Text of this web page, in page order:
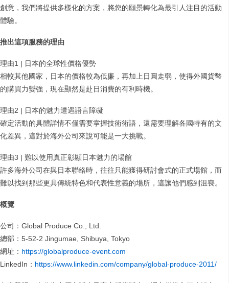
創意，我們將提供多樣化的方案，將您的願景轉化為最引人注目的活動
體驗。
推出這項服務的理由
理由1 | 日本的全球性價格優勢
相較其他國家，日本的價格較為低廉，再加上日圓走弱，使得外國貨幣
的購買力變強，現在顯然是赴日消費的有利時機。
理由2 | 日本的魅力遭遇語言障礙
確定活動的具體詳情不僅需要掌握技術術語，還需要理解各國特有的文
化差異，這對於海外公司來說可能是一大挑戰。
理由3 | 難以使用真正彰顯日本魅力的場館
許多海外公司在與日本聯絡時，往往只能獲得研討會式的正式場館，而
難以找到那些更具傳統特色和代表性意義的場所，這讓他們感到沮喪。
概覽
公司：Global Produce Co., Ltd.
總部：5-52-2 Jingumae, Shibuya, Tokyo
網址： https://globalproduce-event.com
LinkedIn： https://www.linkedin.com/company/global-produce-2011/